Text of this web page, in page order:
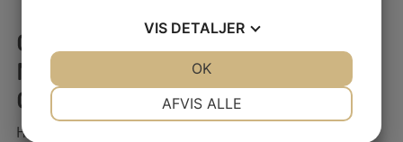
GIV DIN ONLINE
MARKEDSFØRING ET
ORDENTLIGT LOS BAGI!
Hos Webtimiser.dk får du webdesign, annoncering,
VIS DETALJER
AFVIS ALLE
OK